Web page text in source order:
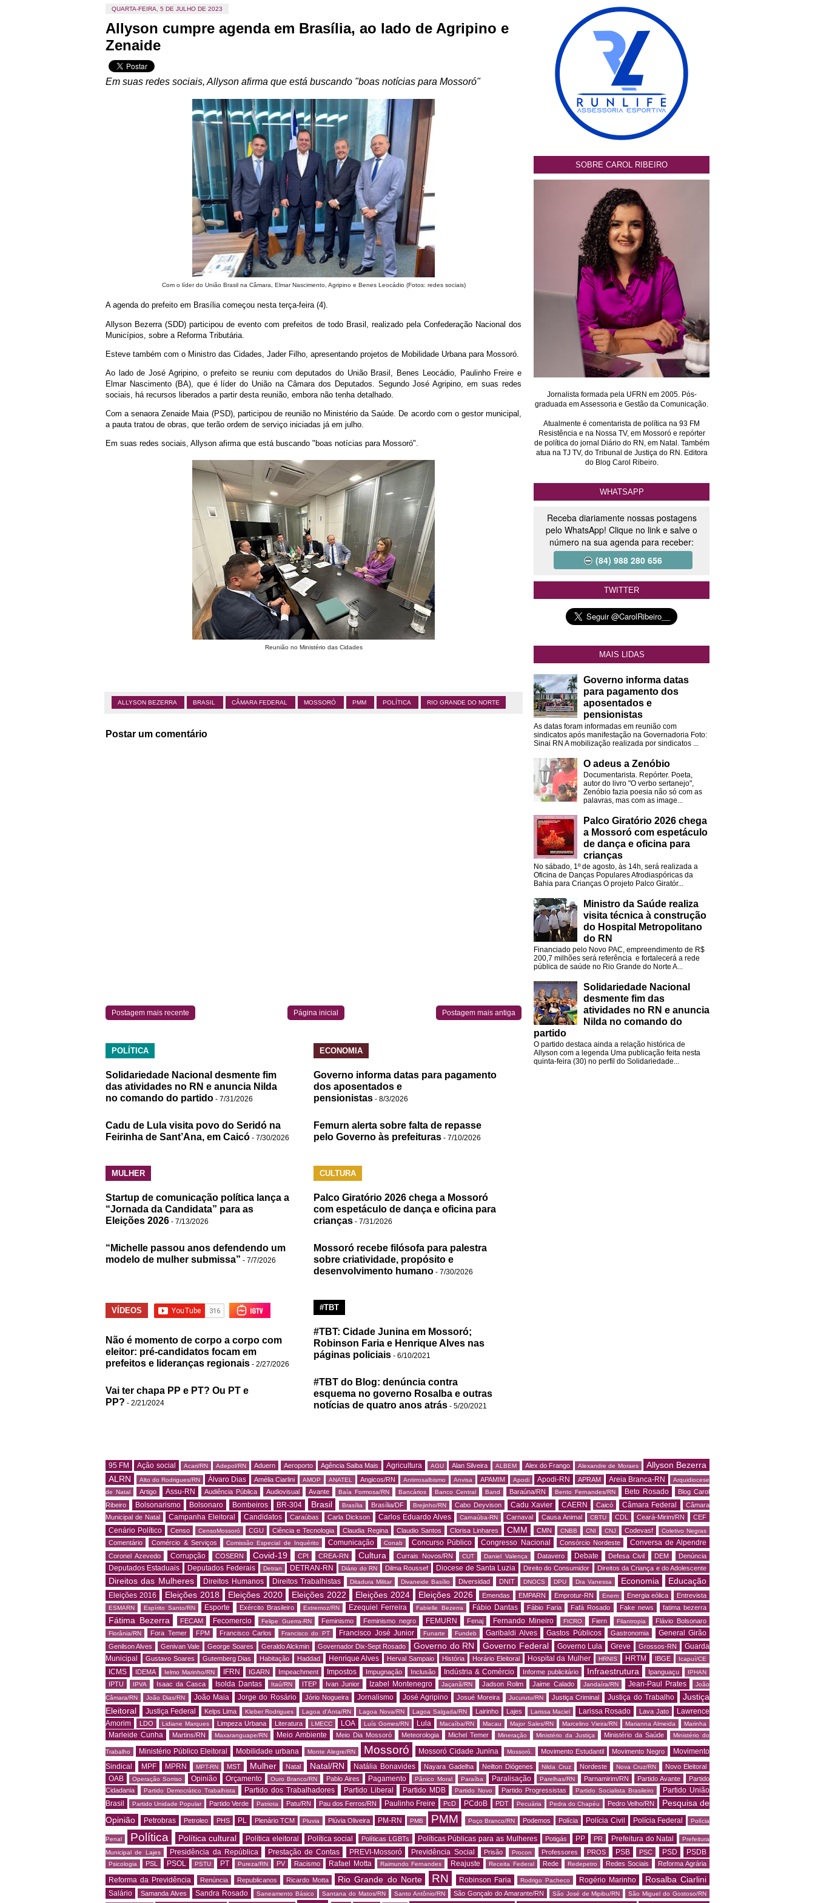
QUARTA-FEIRA, 5 DE JULHO DE 2023
Allyson cumpre agenda em Brasília, ao lado de Agripino e
Zenaide
Em suas redes sociais, Allyson afirma que está buscando "boas notícias para Mossoró"
Com o líder do União Brasil na Câmara, Elmar Nascimento, Agripino e Benes Leocádio (Fotos: redes sociais)
A agenda do prefeito em Brasília começou nesta terça-feira (4).
Allyson Bezerra (SDD) participou de evento com prefeitos de todo Brasil, realizado pela Confederação Nacional dos
Municípios, sobre a Reforma Tributária.
Esteve também com o Ministro das Cidades, Jader Filho, apresentando projetos de Mobilidade Urbana para Mossoró.
Ao lado de José Agripino, o prefeito se reuniu com deputados do União Brasil, Benes Leocádio, Paulinho Freire e
Elmar Nascimento (BA), que é líder do União na Câmara dos Deputados. Segundo José Agripino, em suas redes
sociais, há recursos liberados a partir desta reunião, embora não tenha detalhado.
Com a senaora Zenaide Maia (PSD), participou de reunião no Ministério da Saúde. De acordo com o gestor municipal,
a pauta tratou de obras, que terão ordem de serviço iniciadas já em julho.
Em suas redes sociais, Allyson afirma que está buscando "boas notícias para Mossoró".
Reunião no Ministério das Cidades
ALLYSON BEZERRA BRASIL CÂMARA FEDERAL MOSSORÓ PMM POLÍTICA RIO GRANDE DO NORTE
Postar um comentário
Postagem mais recente Postagem mais antiga
Página inicial
POLÍTICA
Solidariedade Nacional desmente fim
das atividades no RN e anuncia Nilda
no comando do partido - 7/31/2026
Cadu de Lula visita povo do Seridó na
Feirinha de Sant’Ana, em Caicó - 7/30/2026
ECONOMIA
Governo informa datas para pagamento
dos aposentados e
pensionistas - 8/3/2026
Femurn alerta sobre falta de repasse
pelo Governo às prefeituras - 7/10/2026
MULHER
Startup de comunicação política lança a
“Jornada da Candidata” para as
Eleições 2026 - 7/13/2026
“Michelle passou anos defendendo um
modelo de mulher submissa” - 7/7/2026
CULTURA
Palco Giratório 2026 chega a Mossoró
com espetáculo de dança e oficina para
crianças - 7/31/2026
Mossoró recebe filósofa para palestra
sobre criatividade, propósito e
desenvolvimento humano - 7/30/2026
VÍDEOS
Não é momento de corpo a corpo com
eleitor: pré-candidatos focam em
prefeitos e lideranças regionais - 2/27/2026
Vai ter chapa PP e PT? Ou PT e
PP? - 2/21/2024
#TBT
#TBT: Cidade Junina em Mossoró;
Robinson Faria e Henrique Alves nas
páginas policiais - 6/10/2021
#TBT do Blog: denúncia contra
esquema no governo Rosalba e outras
notícias de quatro anos atrás - 5/20/2021
SOBRE CAROL RIBEIRO
Jornalista formada pela UFRN em 2005. Pós-
graduada em Assessoria e Gestão da Comunicação.
Atualmente é comentarista de política na 93 FM
Resistência e na Nossa TV, em Mossoró e repórter
de política do jornal Diário do RN, em Natal. Também
atua na TJ TV, do Tribunal de Justiça do RN. Editora
do Blog Carol Ribeiro.
WHATSAPP
Receba diariamente nossas postagens
pelo WhatsApp! Clique no link e salve o
número na sua agenda para receber:
(84) 988 280 656
TWITTER
MAIS LIDAS
Governo informa datas
para pagamento dos
aposentados e
pensionistas
As datas foram informadas em reunião com
sindicatos após manifestação na Governadoria Foto:
Sinai RN A mobilização realizada por sindicatos ...
O adeus a Zenóbio
Documentarista. Repórter. Poeta,
autor do livro "O verbo sertanejo",
Zenóbio fazia poesia não só com as
palavras, mas com as image...
Palco Giratório 2026 chega
a Mossoró com espetáculo
de dança e oficina para
crianças
No sábado, 1º de agosto, às 14h, será realizada a
Oficina de Danças Populares Afrodiaspóricas da
Bahia para Crianças O projeto Palco Giratór...
Ministro da Saúde realiza
visita técnica à construção
do Hospital Metropolitano
do RN
Financiado pelo Novo PAC, empreendimento de R$
200,7 milhões será referência e fortalecerá a rede
pública de saúde no Rio Grande do Norte A...
Solidariedade Nacional
desmente fim das
atividades no RN e anuncia
Nilda no comando do
partido
O partido destaca ainda a relação histórica de
Allyson com a legenda Uma publicação feita nesta
quinta-feira (30) no perfil do Solidariedade...
95 FM Ação social Acari/RN Adepol/RN Aduern Aeroporto Agência Saiba Mais Agricultura AGU Alan Silveira ALBEM Alex do Frango Alexandre de Moraes
Allyson Bezerra
ALRN
Alto do Rodrigues/RN Álvaro Dias Amélia Ciarlini AMOP ANATEL Angicos/RN Antirrosalbismo Anvisa APAMIM Apodi Apodi-RN APRAM Areia Branca-RN
Arquidiocese
de Natal
Artigo Assu-RN Audiência Pública Audiovisual Avante Baía Formosa/RN Bancários Banco Central Band Baraúna/RN Bento Fernandes/RN Beto Rosado
Blog Carol
Ribeiro
Bolsonarismo Bolsonaro Bombeiros BR-304 Brasil Brasília Brasília/DF Brejinho/RN Cabo Deyvison Cadu Xavier CAERN Caicó Câmara Federal
Câmara
Municipal de Natal
Campanha Eleitoral Candidatos Caraúbas Carla Dickson Carlos Eduardo Alves Carnaúba-RN Carnaval Causa Animal CBTU CDL Ceará-Mirim/RN CEF
Cenário Político Censo CensoMossoró CGU Ciência e Tecnologia Claudia Regina Claudio Santos Clorisa Linhares CMM CMN CNBB CNI CNJ Codevasf Coletivo Negras
Comentário Comércio & Serviços Comissão Especial de Inquérito Comunicação Conab Concurso Público Congresso Nacional Consórcio Nordeste Conversa de Alpendre
Coronel Azevedo Corrupção COSERN Covid-19 CPI CREA-RN Cultura Currais Novos/RN CUT Daniel Valença Datavero Debate Defesa Civil DEM Denúncia
Deputados Estaduais Deputados Federais Detran DETRAN-RN Diário do RN Dilma Roussef Diocese de Santa Luzia Direito do Consumidor Direitos da Criança e do Adolescente
Direitos das Mulheres Direitos Humanos Direitos Trabalhistas Ditadura Militar Divaneide Basílio Diversidad DNIT DNOCS DPU Dra Vanessa Economia Educação
Eleições 2016 Eleições 2018 Eleições 2020 Eleições 2022 Eleições 2024 Eleições 2026 Emendas EMPARN Emprotur-RN Enem Energia eólica Entrevista
ESMARN Espírito Santo/RN Esporte Exército Brasileiro Extremoz/RN Ezequiel Ferreira Fabielle Bezerra Fábio Dantas Fábio Faria Fafá Rosado Fake news fatima bezerra
Fátima Bezerra FECAM Fecomercio Felipe Guerra-RN Feminismo Feminismo negro FEMURN Fenaj Fernando Mineiro FICRO Fiern Filantropia Flávio Bolsonaro
Florânia/RN Fora Temer FPM Francisco Carlos Francisco do PT Francisco José Junior Funarte Fundeb Garibaldi Alves Gastos Públicos Gastronomia General Girão
Genilson Alves Genivan Vale George Soares Geraldo Alckmin Governador Dix-Sept Rosado Governo do RN Governo Federal Governo Lula Greve Grossos-RN
Guarda
Municipal
Gustavo Soares Gutemberg Dias Habitação Haddad Henrique Alves Herval Sampaio História Horário Eleitoral Hospital da Mulher HRNIS HRTM IBGE Icapuí/CE
ICMS IDEMA Ielmo Marinho/RN IFRN IGARN Impeachment Impostos Impugnação Inclusão Indústria & Comércio Informe publicitário Infraestrutura Ipanguaçu IPHAN
IPTU IPVA Isaac da Casca Isolda Dantas Itaú/RN ITEP Ivan Junior Izabel Montenegro Jaçanã/RN Jadson Rolim Jaime Calado Jandaíra/RN Jean-Paul Prates
João
Câmara/RN
João Dias/RN João Maia Jorge do Rosário Jório Nogueira Jornalismo José Agripino Josué Moreira Jucurutu/RN Justiça Criminal Justiça do Trabalho
Justiça
Eleitoral
Justiça Federal Kelps Lima Kleber Rodrigues Lagoa d'Anta/RN Lagoa Nova/RN Lagoa Salgada/RN Lairinho Lajes Larissa Maciel Larissa Rosado Lava Jato
Lawrence
Amorim
LDO Lidiane Marques Limpeza Urbana Literatura LMECC LOA Luís Gomes/RN Lula Macaíba/RN Macau Major Sales/RN Marcelino Vieira/RN Marianna Almeida Marinha
Marleide Cunha Martins/RN Maxaranguape/RN Meio Ambiente Meio Dia Mossoró Meteorologia Michel Temer Mineração Ministério da Justiça Ministério da Saúde Ministério do
Trabalho Ministério Público Eleitoral Mobilidade urbana Monte Alegre/RN Mossoró Mossoró Cidade Junina Mossoró. Movimento Estudantil Movimento Negro
Movimento
Sindical
MPF MPRN MPT-RN MST Mulher Natal Natal/RN Natália Bonavides Nayara Gadelha Neilton Diógenes Nilda Cruz Nordeste Nova Cruz/RN Novo Eleitoral
OAB Operação Sorriso Opinião Orçamento Ouro Branco/RN Pablo Aires Pagamento Pânico Moral Paraíba Paralisação Parelhas/RN Parnamirim/RN Partido Avante
Partido
Cidadania
Partido Democrático Trabalhista Partido dos Trabalhadores Partido Liberal Partido MDB Partido Novo Partido Progressistas Partido Socialista Brasileiro
Partido União
Brasil
Partido Unidade Popular Partido Verde Patriota Patu/RN Pau dos Ferros/RN Paulinho Freire PcD PCdoB PDT Pecuária Pedra do Chapéu Pedro Velho/RN
Pesquisa de
Opinião
Petrobras Petroleo PHS PL Plenário TCM Pluvia Plúvia Oliveira PM-RN PMB PMM Poço Branco/RN Podemos Polícia Polícia Civil Polícia Federal Polícia
Penal Política Política cultural Política eleitoral Política social Políticas LGBTs Políticas Públicas para as Mulheres Potigás PP PR Prefeitura do Natal
Prefeitura
Municipal de Lajes
Presidência da República Prestação de Contas PREVI-Mossoró Previdência Social Prisão Procon Professores PROS PSB PSC PSD PSDB
Psicologia PSL PSOL PSTU PT Pureza/RN PV Racismo Rafael Motta Raimundo Fernandes Reajuste Receita Federal Rede Redepetro Redes Sociais Reforma Agrária
Reforma da Previdência Renúncia Republicanos Ricardo Motta Rio Grande do Norte RN Robinson Faria Rodrigo Pacheco Rogério Marinho Rosalba Ciarlini
Salário Samanda Alves Sandra Rosado Saneamento Básico Santana do Matos/RN Santo Antônio/RN São Gonçalo do Amarante/RN São José de Mipibu/RN São Miguel do Gostoso/RN